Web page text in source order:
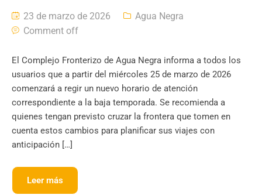
23 de marzo de 2026
Agua Negra
Comment off
El Complejo Fronterizo de Agua Negra informa a todos los
usuarios que a partir del miércoles 25 de marzo de 2026
comenzará a regir un nuevo horario de atención
correspondiente a la baja temporada. Se recomienda a
quienes tengan previsto cruzar la frontera que tomen en
cuenta estos cambios para planificar sus viajes con
anticipación […]
Leer más